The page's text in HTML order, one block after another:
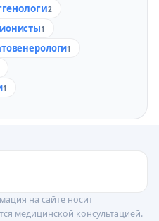
2
1
1
1
на сайте носит
медицинской консультацией.